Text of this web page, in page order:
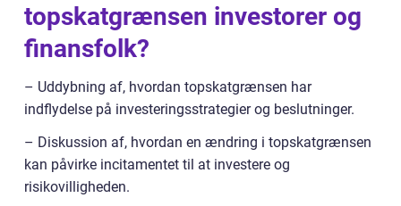
topskatgrænsen investorer og
finansfolk?
– Uddybning af, hvordan topskatgrænsen har
indflydelse på investeringsstrategier og beslutninger.
– Diskussion af, hvordan en ændring i topskatgrænsen
kan påvirke incitamentet til at investere og
risikovilligheden.